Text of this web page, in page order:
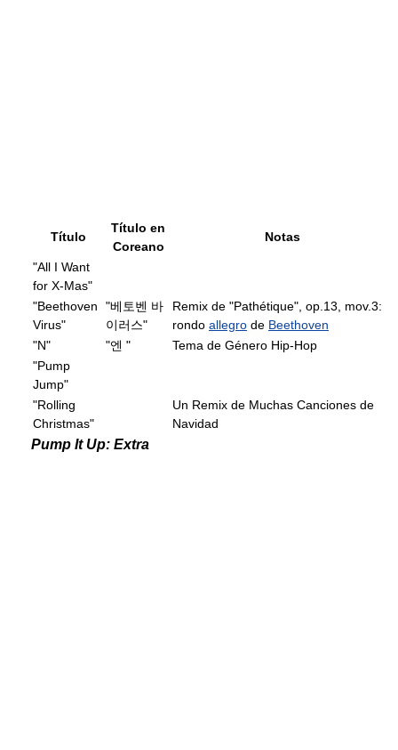
Título
Título en
Coreano
Notas
"All I Want
for X-Mas"
"Beethoven
Virus"
"베토벤 바
이러스"
Remix de "Pathétique", op.13, mov.3:
rondo allegro de Beethoven
"N"
"엔 "
Tema de Género Hip-Hop
"Pump
Jump"
"Rolling
Christmas"
Un Remix de Muchas Canciones de
Navidad
Pump It Up: Extra